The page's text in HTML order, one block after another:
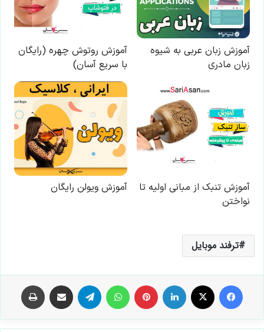
ترفند موبایل
فیس بوک لینکدین ‫پین‌ترست تلگرام اشتراک گذاری از طریق ایمیل